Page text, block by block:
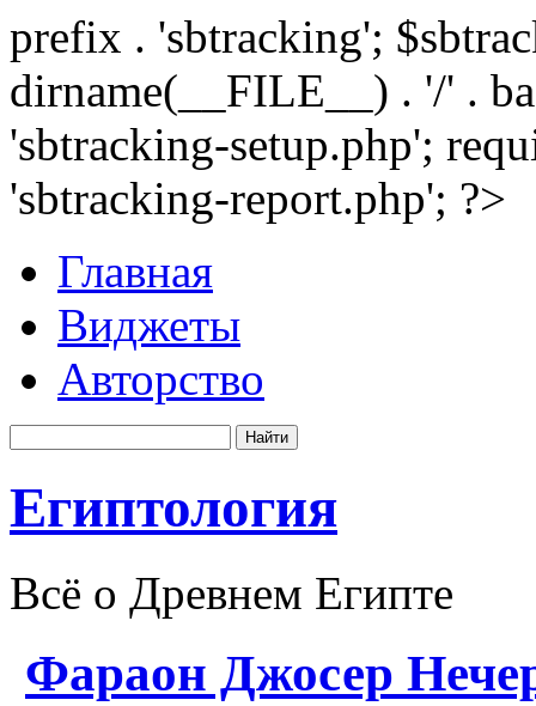
prefix . 'sbtracking';
dirname(__FILE__) . '/' .
'sbtracking-setup.php';
'sbtracking-report.php'; ?>
Главная
Виджеты
Авторство
Египтология
Всё о Древнем Египте
Фараон Джосер